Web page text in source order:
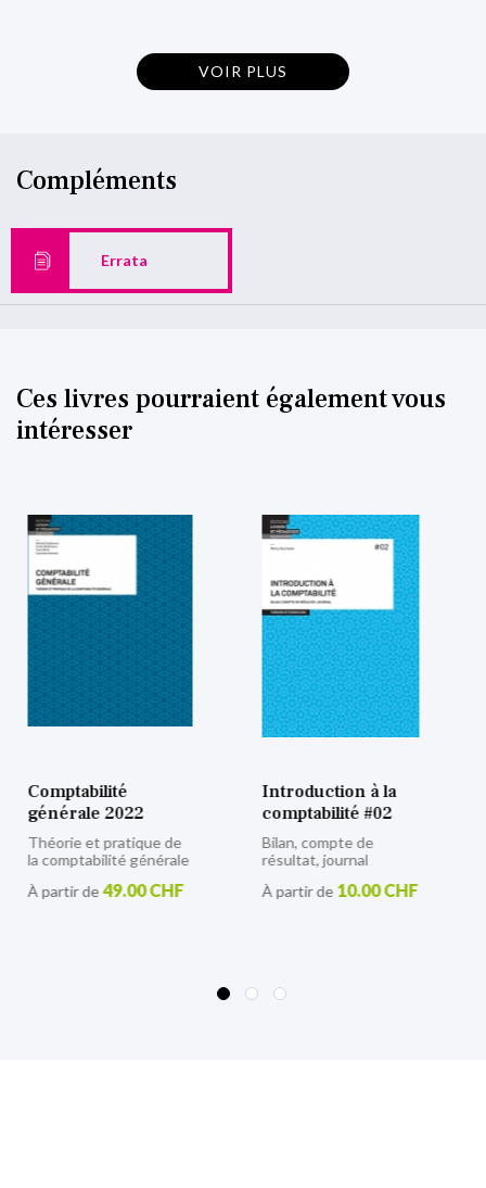
VOIR PLUS
Compléments
Errata
Ces livres pourraient également vous
intéresser
Introduction à la
comptabilité #02
Bilan, compte de
résultat, journal
À partir de10.00 CHF
Initiation à la
comptabilité
À partir de